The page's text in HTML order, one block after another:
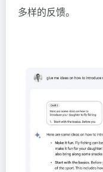
多样的反馈。